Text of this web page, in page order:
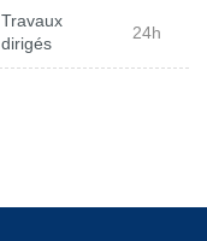
Travaux
dirigés
24h